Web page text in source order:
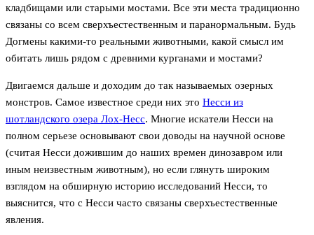
кладбищами или старыми мостами. Все эти места традиционно
связаны со всем сверхъестественным и паранормальным. Будь
Догмены какими-то реальными животными, какой смысл им
обитать лишь рядом с древними курганами и мостами?
Двигаемся дальше и доходим до так называемых озерных
монстров. Самое известное среди них это Несси из
шотландского озера Лох-Несс. Многие искатели Несси на
полном серьезе основывают свои доводы на научной основе
(считая Несси дожившим до наших времен динозавром или
иным неизвестным животным), но если глянуть широким
взглядом на обширную историю исследований Несси, то
выяснится, что с Несси часто связаны сверхъестественные
явления.